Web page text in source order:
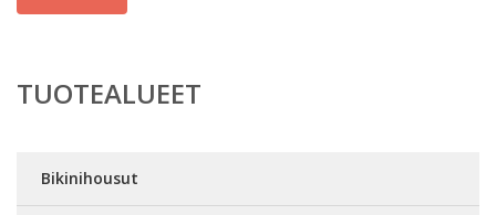
TUOTEALUEET
Bikinihousut